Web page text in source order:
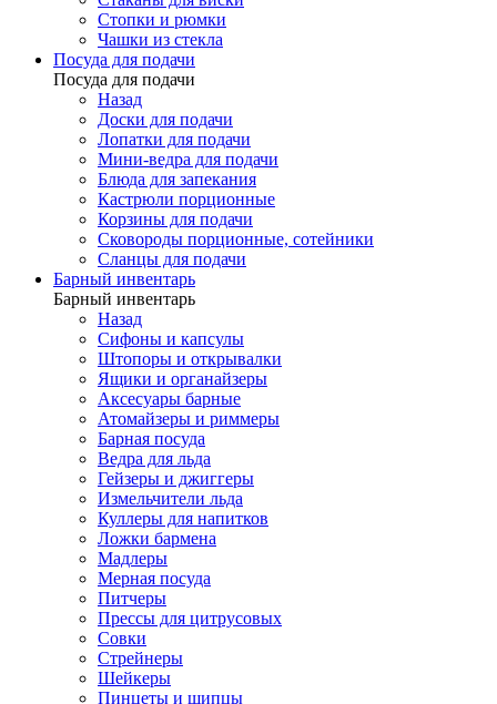
Стопки и рюмки
Чашки из стекла
Посуда для подачи
Посуда для подачи
Назад
Доски для подачи
Лопатки для подачи
Мини-ведра для подачи
Блюда для запекания
Кастрюли порционные
Корзины для подачи
Сковороды порционные, сотейники
Сланцы для подачи
Барный инвентарь
Барный инвентарь
Назад
Сифоны и капсулы
Штопоры и открывалки
Ящики и органайзеры
Аксесуары барные
Атомайзеры и риммеры
Барная посуда
Ведра для льда
Гейзеры и джиггеры
Измельчители льда
Куллеры для напитков
Ложки бармена
Мадлеры
Мерная посуда
Питчеры
Прессы для цитрусовых
Совки
Стрейнеры
Шейкеры
Пинцеты и щипцы